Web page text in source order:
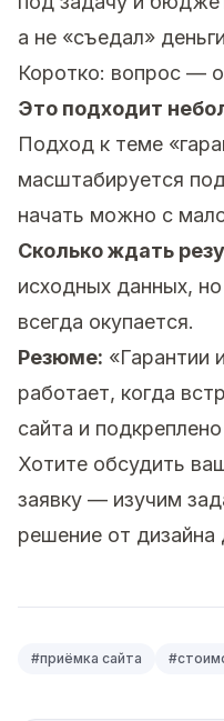
а не «съедал»
Коротко: вопрос —
Это подходит
Подход к теме
масштабируется
начать можно с
Сколько ждать
исходных данных,
всегда окупается.
Резюме: «Гарантии
работает, когда
сайта и
Хотите обсудить
заявку — изучим
решение от дизайна
#приёмка сайта #